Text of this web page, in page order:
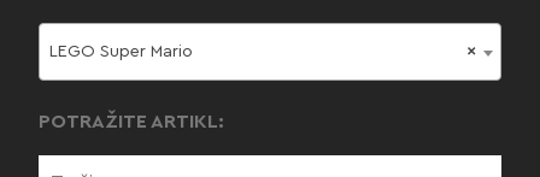
×
LEGO Super Mario
POTRAŽITE ARTIKL: